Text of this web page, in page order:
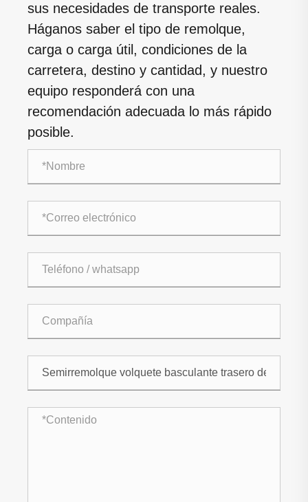
sus necesidades de transporte reales.
Háganos saber el tipo de remolque,
carga o carga útil, condiciones de la
carretera, destino y cantidad, y nuestro
equipo responderá con una
recomendación adecuada lo más rápido
posible.